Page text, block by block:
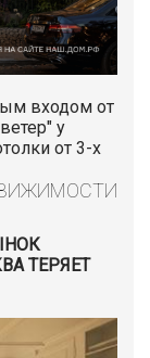
входом от
у
от 3-х
ТЕРЯЕТ